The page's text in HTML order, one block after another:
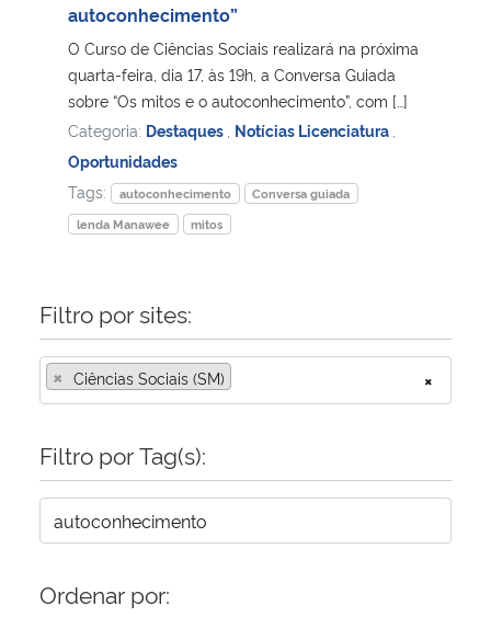
Ministério de Minas e Energia
Ministério da Ciência, Tecnologia, Inovações e Comunicações
Ministério do Meio Ambiente
Ministério do Turismo
Controladoria-Geral da União
Ministério da Mulher, da Família e dos Direitos Humanos
Gabinete de Segurança Institucional
Advocacia-Geral da União
autoconhecimento”
O Curso de Ciências Sociais realizará na próxima
quarta-feira, dia 17, às 19h, a Conversa Guiada
sobre “Os mitos e o autoconhecimento”, com […]
Categoria: Destaques Notícias Licenciatura
Oportunidades
Tags:
autoconhecimento
Conversa guiada
lenda Manawee
mitos
Filtro por sites:
×
× Ciências Sociais (SM)
Filtro por Tag(s):
Ordenar por: